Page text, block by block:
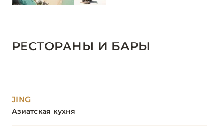
РЕСТОРАНЫ И БАРЫ
JING
Азиатская кухня